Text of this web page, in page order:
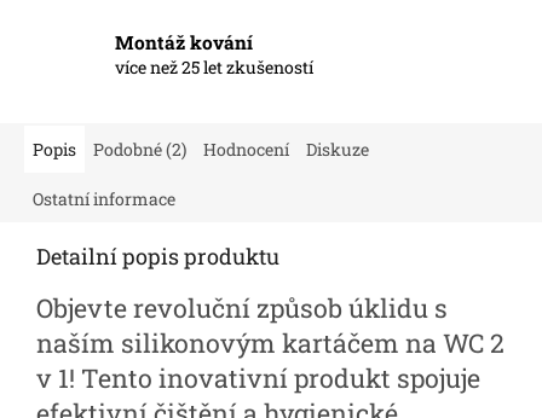
Montáž kování
více než 25 let zkušeností
Popis Podobné (2) Hodnocení Diskuze
Ostatní informace
Detailní popis produktu
Objevte revoluční způsob úklidu s
naším silikonovým kartáčem na WC 2
v 1! Tento inovativní produkt spojuje